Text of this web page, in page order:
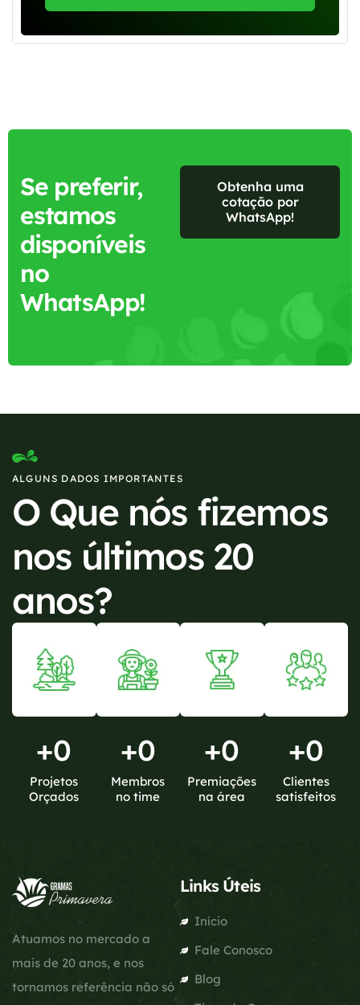
Se preferir,
estamos
disponíveis
no
WhatsApp!
Obtenha uma
cotação por
WhatsApp!
ALGUNS DADOS IMPORTANTES
O Que nós fizemos
nos últimos 20
anos?
+0
Projetos
Orçados
+0
Membros
no time
+0
Premiações
na área
+0
Clientes
satisfeitos
Atuamos no mercado a
mais de 20 anos, e nos
tornamos referência não só
Links Úteis
Início
Fale Conosco
Blog